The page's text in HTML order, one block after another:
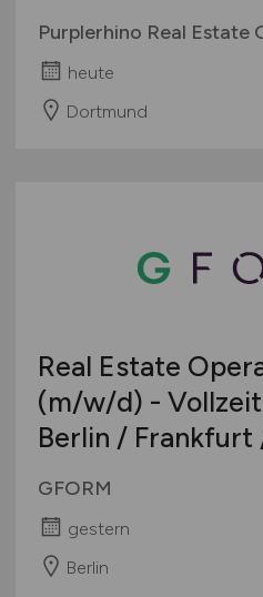
Purplerhino Real Estate
heute
Dortmund
Real Estate
(m/w/d) -
Berlin / Frankfurt
GFORM
gestern
Berlin